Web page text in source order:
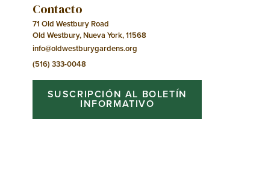
Contacto
71 Old Westbury Road
Old Westbury, Nueva York, 11568
info@oldwestburygardens.org
(516) 333-0048
SUSCRIPCIÓN AL BOLETÍN
INFORMATIVO